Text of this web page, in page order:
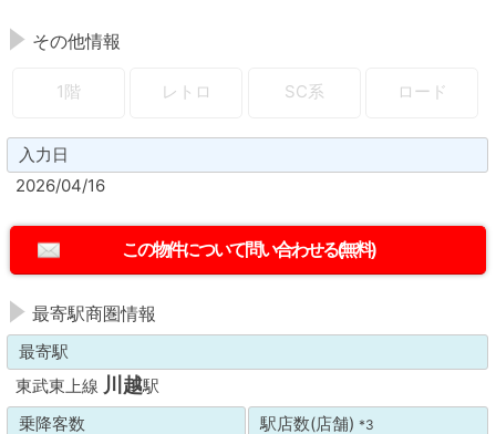
その他情報
1階 レトロ SC系 ロード
入力日
2026/04/16
最寄駅商圏情報
最寄駅
東武東上線 川越駅
乗降客数
駅店数(店舗)*3